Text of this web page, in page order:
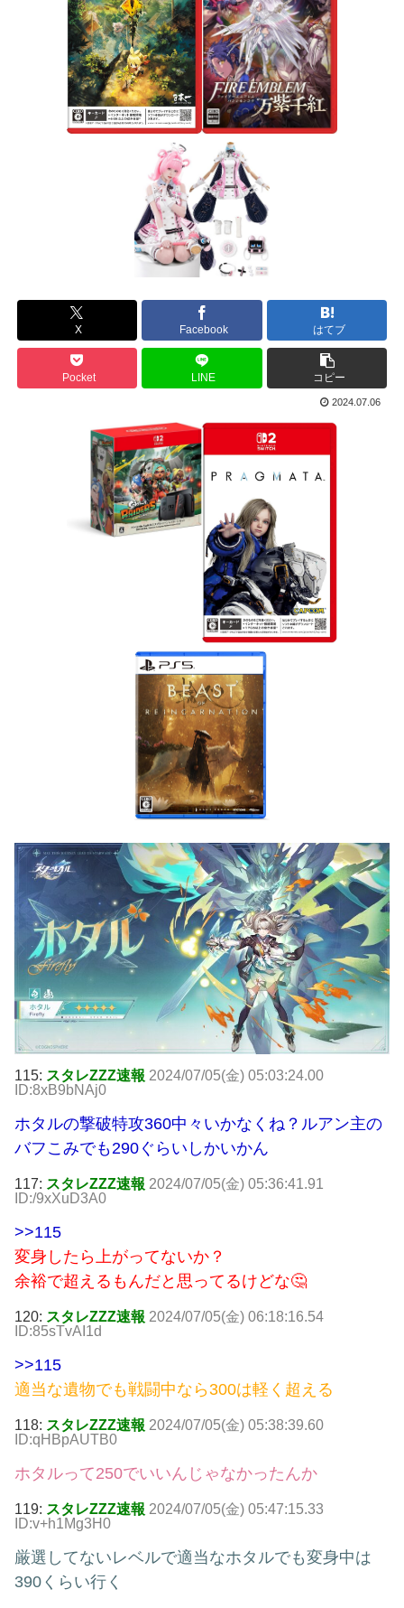
X Facebook はてブ
Pocket LINE コピー
2024.07.06
115: スタレZZZ速報 2024/07/05(金) 05:03:24.00
ID:8xB9bNAj0
ホタルの撃破特攻360中々いかなくね？ルアン主の
バフこみでも290ぐらいしかいかん
117: スタレZZZ速報 2024/07/05(金) 05:36:41.91
ID:/9xXuD3A0
>>115
変身したら上がってないか？
余裕で超えるもんだと思ってるけどな🤔
120: スタレZZZ速報 2024/07/05(金) 06:18:16.54
ID:85sTvAI1d
>>115
適当な遺物でも戦闘中なら300は軽く超える
118: スタレZZZ速報 2024/07/05(金) 05:38:39.60
ID:qHBpAUTB0
ホタルって250でいいんじゃなかったんか
119: スタレZZZ速報 2024/07/05(金) 05:47:15.33
ID:v+h1Mg3H0
厳選してないレベルで適当なホタルでも変身中は
390くらい行く